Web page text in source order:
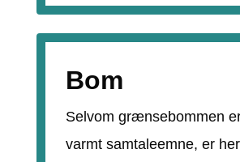
Bom
Selvom grænsebommen
varmt samtaleemne, er